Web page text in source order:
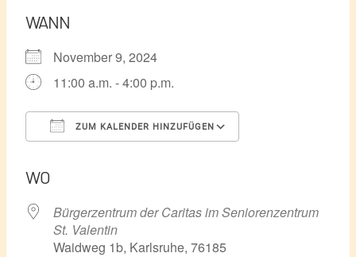
WANN
November 9, 2024
11:00 a.m. - 4:00 p.m.
ZUM KALENDER HINZUFÜGEN
WO
Bürgerzentrum der Caritas im Seniorenzentrum
St. Valentin
Waidweg 1b, Karlsruhe, 76185